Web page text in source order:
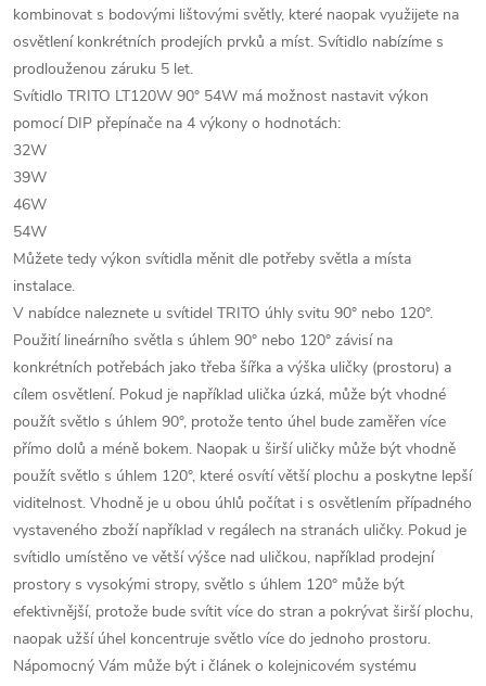
kombinovat s bodovými lištovými světly, které naopak využijete na
osvětlení konkrétních prodejích prvků a míst. Svítidlo nabízíme s
prodlouženou záruku 5 let.
Svítidlo TRITO LT120W 90° 54W má možnost nastavit výkon
pomocí DIP přepínače na 4 výkony o hodnotách:
32W
39W
46W
54W
Můžete tedy výkon svítidla měnit dle potřeby světla a místa
instalace.
V nabídce naleznete u svítidel TRITO úhly svitu 90° nebo 120°.
Použití lineárního světla s úhlem 90° nebo 120° závisí na
konkrétních potřebách jako třeba šířka a výška uličky (prostoru) a
cílem osvětlení. Pokud je například ulička úzká, může být vhodné
použít světlo s úhlem 90°, protože tento úhel bude zaměřen více
přímo dolů a méně bokem. Naopak u širší uličky může být vhodně
použít světlo s úhlem 120°, které osvítí větší plochu a poskytne lepší
viditelnost. Vhodně je u obou úhlů počítat i s osvětlením případného
vystaveného zboží například v regálech na stranách uličky. Pokud je
svítidlo umístěno ve větší výšce nad uličkou, například prodejní
prostory s vysokými stropy, světlo s úhlem 120° může být
efektivnější, protože bude svítit více do stran a pokrývat širší plochu,
naopak užší úhel koncentruje světlo více do jednoho prostoru.
Nápomocný Vám může být i článek o kolejnicovém systému